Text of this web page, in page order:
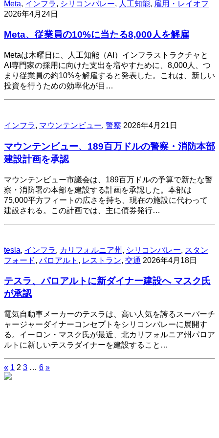
Meta, インフラ, シリコンバレー, 人工知能, 雇用・レイオフ
2026年4月24日
Meta、従業員の10%に当たる8,000人を解雇
Metaは木曜日に、人工知能（AI）インフラストラクチャと
AI専門家の採用に向けた支出を増やすために、8,000人、つ
まり従業員の約10%を解雇すると発表した。これは、新しい
投資を行うための効率化が目…
インフラ, マウンテンビュー, 警察 2026年4月21日
マウンテンビュー、189百万ドルの警察・消防本部
建設計画を承認
マウンテンビュー市議会は、189百万ドルの予算で新たな警
察・消防署の本部を建設する計画を承認した。本部は
75,000平方フィートの広さを持ち、現在の施設に代わって
建設される。この計画では、主に債券発行…
tesla, インフラ, カリフォルニア州 , シリコンバレー, スタン
フォード, パロアルト , レストラン, 交通 2026年4月18日
テスラ、パロアルトに新ダイナー建設へ マスク氏
が承認
電気自動車メーカーのテスラは、高い人気を誇るスーパーチ
ャージャーダイナーコンセプトをシリコンバレーに展開す
る。イーロン・マスク氏が最近、北カリフォルニア州パロア
ルトに新しいテスラダイナーを建設すること…
投
« 1 2 3 … 6 »